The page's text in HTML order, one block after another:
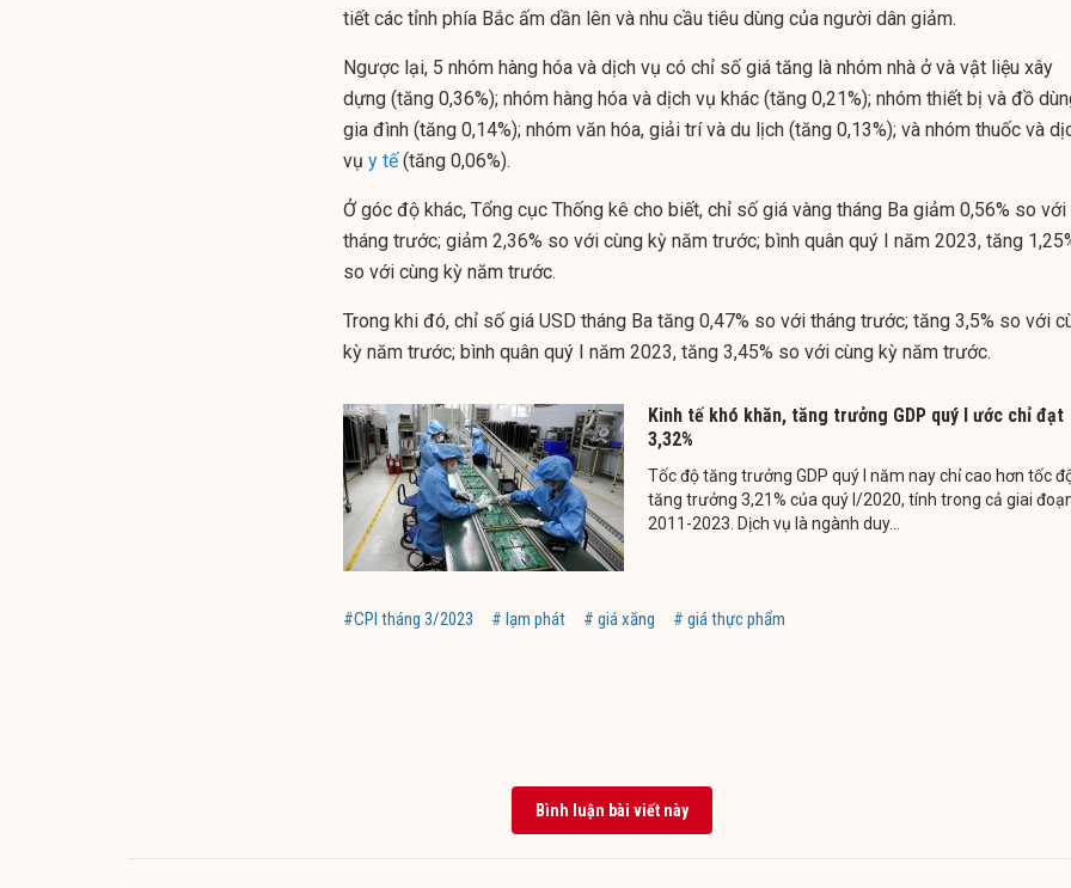
tiết các tỉnh phía Bắc ấm dần lên và nhu cầu tiêu dùng của người dân giảm.
Ngược lại, 5 nhóm hàng hóa và dịch vụ có chỉ số giá tăng là nhóm nhà ở và vật liệu xây
dựng (tăng 0,36%); nhóm hàng hóa và dịch vụ khác (tăng 0,21%); nhóm thiết bị và đồ
gia đình (tăng 0,14%); nhóm văn hóa, giải trí và du lịch (tăng 0,13%); và nhóm thuốc và
vụ y tế(tăng 0,06%).
Ở góc độ khác, Tổng cục Thống kê cho biết, chỉ số giá vàng tháng Ba giảm 0,56% so với
tháng trước; giảm 2,36% so với cùng kỳ năm trước; bình quân quý I năm 2023, tăng
so với cùng kỳ năm trước.
Trong khi đó, chỉ số giá USD tháng Ba tăng 0,47% so với tháng trước; tăng 3,5% so với
kỳ năm trước; bình quân quý I năm 2023, tăng 3,45% so với cùng kỳ năm trước.
Kinh tế khó khăn, tăng trưởng GDP quý I ước chỉ đạt
3,32%
Tốc độ tăng trưởng GDP quý I năm nay chỉ cao hơn tốc
tăng trưởng 3,21% của quý I/2020, tính trong cả giai
2011-2023. Dịch vụ là ngành duy...
#CPI tháng 3/2023 # lạm phát # giá xăng # giá thực phẩm
Bình luận bài viết này